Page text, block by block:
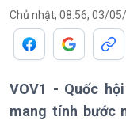
Chủ nhật, 08:56, 03/
VOV1 - Quốc
mang tính bước